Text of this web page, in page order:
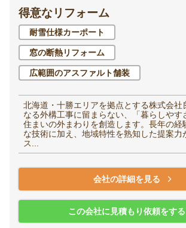
得意なリフォーム
耐雪仕様カーポート
窓の断熱リフォーム
広範囲のアスファルト舗装
北海道・十勝エリアを拠点とする株式会社
なる外構工事に留まらない、「暮らしやす
住まいの外まわりを創造します。長年の経
な技術に加え、地域特性を熟知した提案力
ス...
会社の詳細を見る
この会社に見積もり依頼をする